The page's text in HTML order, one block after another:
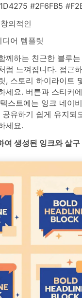
#2F6FB5
의적인
디어 템플릿
께하는 친근한 블루
럼 느껴집니다. 접근
, 스토리 하이라이트
세요. 버튼과 스티커
스트에는 잉크 네이
유하기 쉽게 유지되
세요.
생성된 잉크와 살구